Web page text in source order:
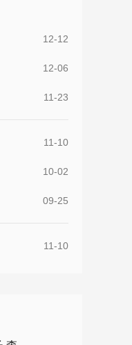
12-12
12-06
11-23
11-10
10-02
09-25
11-10